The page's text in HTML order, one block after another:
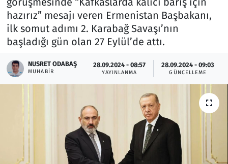
hazırız” mesajı veren Ermenistan Başbakanı,
ilk somut adımı 2. Karabağ Savaşı’nın
başladığı gün olan 27 Eylül’de attı.
NUSRET ODABAŞ
MUHABIR
28.09.2024 - 08:57
YAYINLANMA
28.09.2024 - 09:03
GÜNCELLEME
Lezzet Durağı
Memur ve Kamu
Otomobil
Oyun
Resmi İlanlar